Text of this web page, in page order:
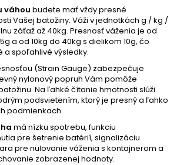
váhou budete mať vždy presné
Vašej batožiny. Váži v jednotkách g / kg /
záťaž až 40kg. Presnosť váženia je od
a od 10kg do 40kg s dielikom 10g, čo
spoľahlivé výsledky.
(Strain Gauge) zabezpečuje
nylonový popruh Vám pomôže
Na ľahké čítanie hmotnosti slúži
podsvietením, ktorý je presný a ľahko
podmienkach.
má nízku spotrebu, funkciu
pre šetrenie batérií, signalizáciu
pre nulovanie váženia s kontajnerom a
zobrazenej hodnoty.